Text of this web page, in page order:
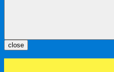
close